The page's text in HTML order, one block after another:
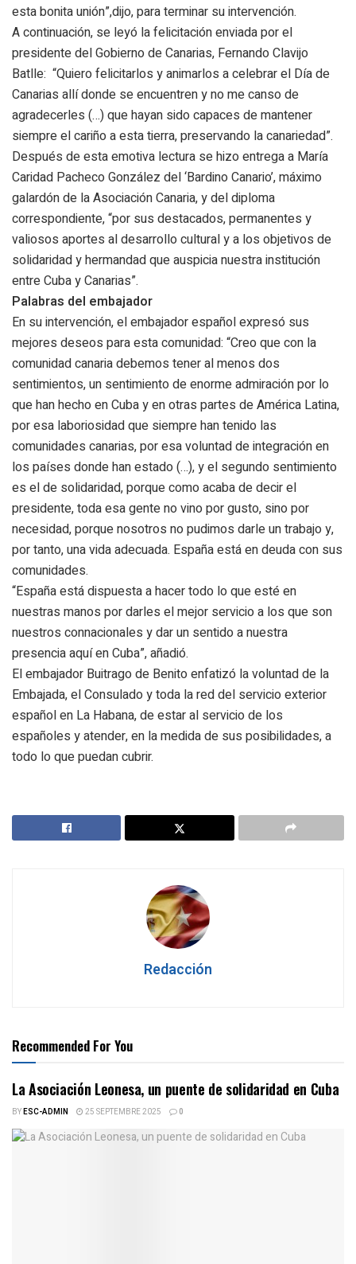
esta bonita unión”,dijo, para terminar su intervención.
A continuación, se leyó la felicitación enviada por el
presidente del Gobierno de Canarias, Fernando Clavijo
Batlle: “Quiero felicitarlos y animarlos a celebrar el Día de
Canarias allí donde se encuentren y no me canso de
agradecerles (…) que hayan sido capaces de mantener
siempre el cariño a esta tierra, preservando la canariedad”.
Después de esta emotiva lectura se hizo entrega a María
Caridad Pacheco González del ‘Bardino Canario’, máximo
galardón de la Asociación Canaria, y del diploma
correspondiente, “por sus destacados, permanentes y
valiosos aportes al desarrollo cultural y a los objetivos de
solidaridad y hermandad que auspicia nuestra institución
entre Cuba y Canarias”.
Palabras del embajador
En su intervención, el embajador español expresó sus
mejores deseos para esta comunidad: “Creo que con la
comunidad canaria debemos tener al menos dos
sentimientos, un sentimiento de enorme admiración por lo
que han hecho en Cuba y en otras partes de América Latina,
por esa laboriosidad que siempre han tenido las
comunidades canarias, por esa voluntad de integración en
los países donde han estado (…), y el segundo sentimiento
es el de solidaridad, porque como acaba de decir el
presidente, toda esa gente no vino por gusto, sino por
necesidad, porque nosotros no pudimos darle un trabajo y,
por tanto, una vida adecuada. España está en deuda con sus
comunidades.
“España está dispuesta a hacer todo lo que esté en
nuestras manos por darles el mejor servicio a los que son
nuestros connacionales y dar un sentido a nuestra
presencia aquí en Cuba”, añadió.
El embajador Buitrago de Benito enfatizó la voluntad de la
Embajada, el Consulado y toda la red del servicio exterior
español en La Habana, de estar al servicio de los
españoles y atender, en la medida de sus posibilidades, a
todo lo que puedan cubrir.
Redacción
Recommended For You
La Asociación Leonesa, un puente de solidaridad en Cuba
BYESC-ADMIN 25 SEPTEMBRE 2025 0